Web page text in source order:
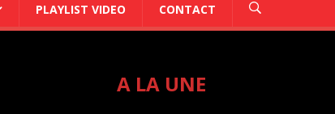
PLAYLIST VIDEO CONTACT
A LA UNE